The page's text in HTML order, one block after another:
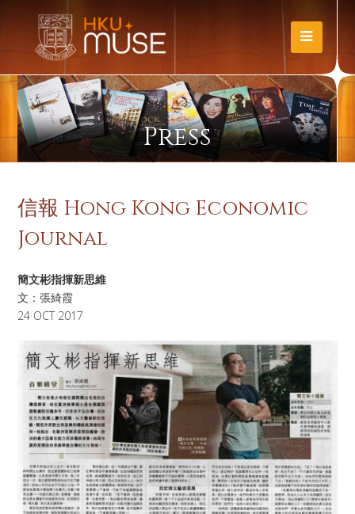
Press
信報 Hong Kong Economic
Journal
簡文彬指揮新思維
文：張綺霞
24 OCT 2017